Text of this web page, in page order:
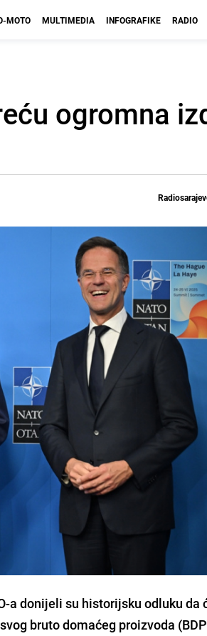
MOTO MULTIMEDIA INFOGRAFIKE RADIO
ogromna
a donijeli su historijsku odluku da
bruto domaćeg proizvoda